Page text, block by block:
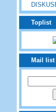
Toplist
Mail list